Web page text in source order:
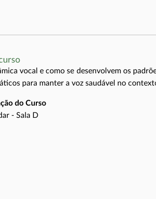
vocal e como se desenvolvem os
para manter a voz saudável no
do Curso
- Sala D